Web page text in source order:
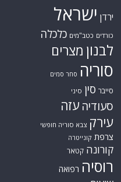
ירדן ישראל
כורדים כטב"מים כלכלה
לבנון מצרים
סוריה סחר סמים
סייבר סין סיני
סעודיה עזה
עירק צבא סוריה חופשי
צרפת קונייטרה
קורונה קטאר
רוסיה רפואה